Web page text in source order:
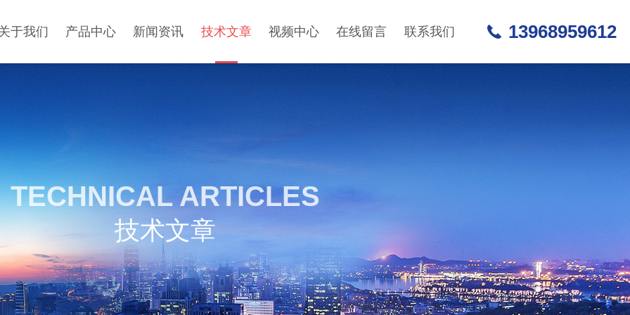
于我们 产品中心 新闻资讯 技术文章 视频中心 在线留言 联系我们 13968959612
TECHNICAL ARTICLES
技术文章